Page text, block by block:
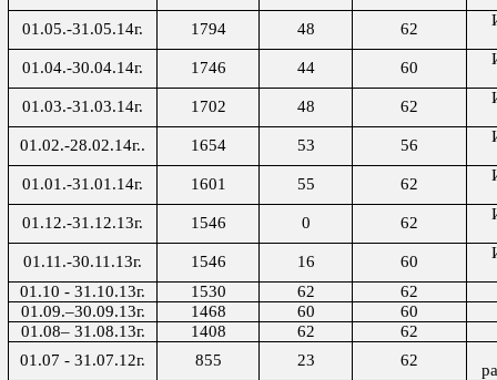
01.05.-31.05.14г. 1794 48 62
01.04.-30.04.14г. 1746 44 60
01.03.-31.03.14г. 1702 48 62
01.02.-28.02.14г.. 1654 53 56
01.01.-31.01.14г. 1601 55 62
01.12.-31.12.13г. 1546 0 62
01.11 .-30.11.13г. 1546 16 60
01.10 - 31.10.13г. 1530 62
62
01.09.–30.09.13г.
1468 60
60
01.08– 31.08.13г.
1408 62
62
01.07 - 31.07.12г.
855 23 62